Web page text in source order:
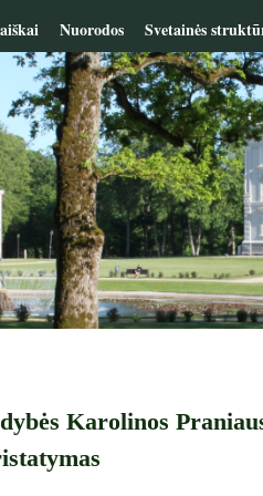
Nuorodos Svetainės
Karolinos